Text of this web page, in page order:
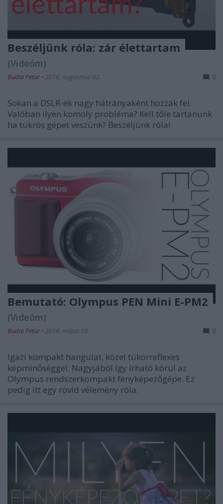
Beszéljünk róla: zár élettartam
(Videóm)
Budai Petur • 2016. augusztus 02. 0
Sokan a DSLR-ek nagy hátrányaként hozzák fel.
Valóban ilyen komoly probléma? Kell tőle tartanunk
ha tükrös gépet veszünk? Beszéljünk róla!
Bemutató: Olympus PEN Mini E-PM2
(Videóm)
Budai Petur • 2016. május 19. 0
Igazi kompakt hangulat, közel tükörreflexes
képminőséggel. Nagyjából így írható körül az
Olympus rendszerkompakt fényképezőgépe. Ez
pedig itt egy rövid vélemény róla.